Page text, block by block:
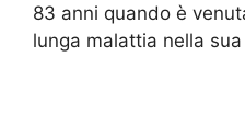
83 anni quando è
lunga malattia nella